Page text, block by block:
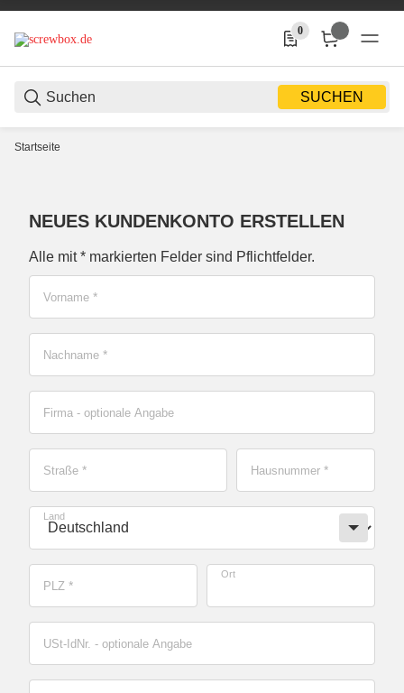
SUCHEN
0
0 Produkte in der Liste
Startseite
NEUES KUNDENKONTO ERSTELLEN
Registrieren
Alle mit* markierten Felder sind Pflichtfelder.
Vorname *
Nachname *
Firma - optionale Angabe
Straße * Hausnummer *
Land
PLZ *
Ort
USt-IdNr. - optionale Angabe